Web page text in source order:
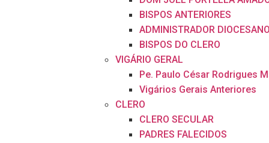
BISPOS ANTERIORES
ADMINISTRADOR DIOCESANO
BISPOS DO CLERO
VIGÁRIO GERAL
Pe. Paulo César Rodrigues
Vigários Gerais Anteriores
CLERO
CLERO SECULAR
PADRES FALECIDOS